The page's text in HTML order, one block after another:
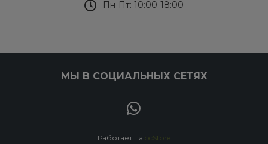
Пн-Пт: 10:00-18:00
МЫ В СОЦИАЛЬНЫХ СЕТЯХ
Работает на ocStore